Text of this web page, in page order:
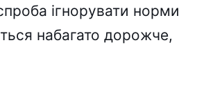
ігнорувати норми
набагато дорожче,